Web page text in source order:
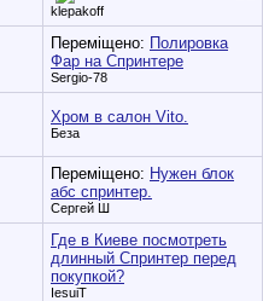
klepakoff
Переміщено: Полировка
Фар на Спринтере
Sergio-78
Хром в салон Vito.
Беза
Переміщено: Нужен блок
абс спринтер.
Сергей Ш
Где в Киеве посмотреть
длинный Спринтер перед
покупкой?
IesuiT